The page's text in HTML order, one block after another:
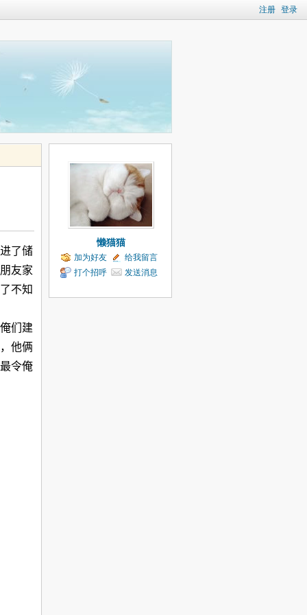
注册 登录
了储
友家
不知
们建
他俩
令俺
懒猫猫
加为好友
给我留言
打个招呼
发送消息